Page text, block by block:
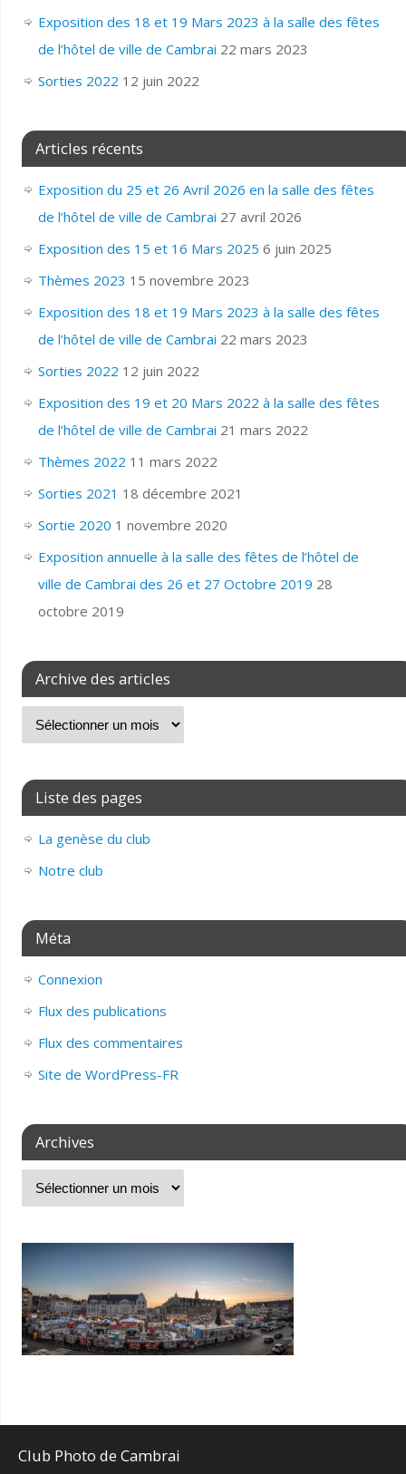
Exposition des 18 et 19 Mars 2023 à la salle des fêtes
de l’hôtel de ville de Cambrai 22 mars 2023
Sorties 2022 12 juin 2022
Articles récents
Exposition du 25 et 26 Avril 2026 en la salle des fêtes
de l’hôtel de ville de Cambrai 27 avril 2026
Exposition des 15 et 16 Mars 2025 6 juin 2025
Thèmes 2023 15 novembre 2023
Exposition des 18 et 19 Mars 2023 à la salle des fêtes
de l’hôtel de ville de Cambrai 22 mars 2023
Sorties 2022 12 juin 2022
Exposition des 19 et 20 Mars 2022 à la salle des fêtes
de l’hôtel de ville de Cambrai 21 mars 2022
Thèmes 2022 11 mars 2022
Sorties 2021 18 décembre 2021
Sortie 2020 1 novembre 2020
Exposition annuelle à la salle des fêtes de l’hôtel de
ville de Cambrai des 26 et 27 Octobre 2019 28
octobre 2019
Archive des articles
Liste des pages
La genèse du club
Notre club
Méta
Connexion
Flux des publications
Flux des commentaires
Site de WordPress-FR
Archives
Club Photo de Cambrai